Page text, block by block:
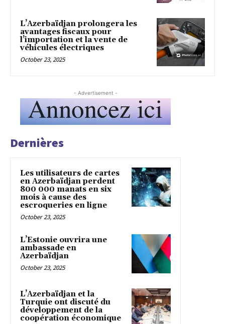
L’Azerbaïdjan prolongera les
avantages fiscaux pour
l’importation et la vente de
véhicules électriques
October 23, 2025
- Advertisement -
Dernières
Les utilisateurs de cartes
en Azerbaïdjan perdent
800 000 manats en six
mois à cause des
escroqueries en ligne
October 23, 2025
L’Estonie ouvrira une
ambassade en
Azerbaïdjan
October 23, 2025
L’Azerbaïdjan et la
Turquie ont discuté du
développement de la
coopération économique